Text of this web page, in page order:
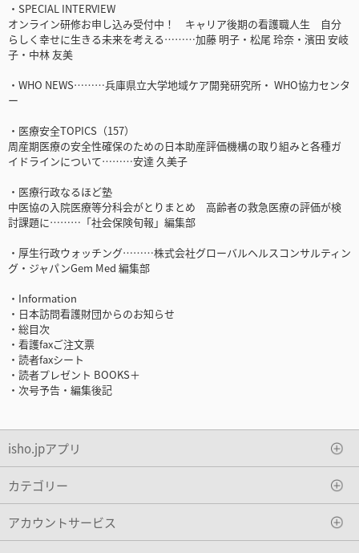
・SPECIAL INTERVIEW
オンライン研修お申し込み受付中！ キャリア後期の看護職人生 自分
らしく幸せに生きる未来を考える………加藤 明子・松尾 玲奈・濱田 安岐
子・中林 友美
・WHO NEWS………兵庫県立大学地域ケア開発研究所・ WHO協力センタ
ー
・医療安全TOPICS（157）
周産期医療の安全性確保のための日本助産評価機構の取り組みと各種ガ
イドラインについて………安達 久美子
・医療行政なるほど塾
中医協の入院医療等分科会がとりまとめ 高齢者の救急医療の評価が検
討課題に………「社会保険旬報」編集部
・厚生行政ウォッチング………株式会社グローバルヘルスコンサルティン
グ・ジャパンGem Med 編集部
・Information
・日本訪問看護財団からのお知らせ
・総目次
・看護faxご注文票
・読者faxシート
・読者プレゼント BOOKS＋
・次号予告・編集後記
isho.jpアプリ
カテゴリー
アカウントサービス